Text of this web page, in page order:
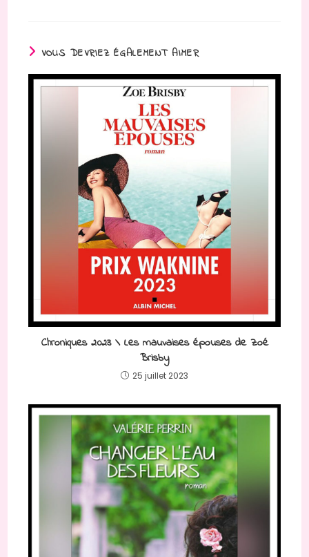
VOUS DEVRIEZ ÉGALEMENT AIMER
Chroniques 2023 \ Les mauvaises épouses de Zoé
Brisby
25 juillet 2023